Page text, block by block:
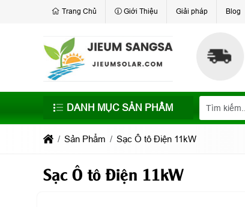
Trang Chủ Giới Thiệu Giải pháp Blog
DANH MỤC SẢN PHẨM
Sản Phẩm Sạc Ô tô Điện 11kW
Sạc Ô tô Điện 11kW